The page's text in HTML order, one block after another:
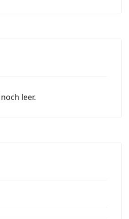
leer.